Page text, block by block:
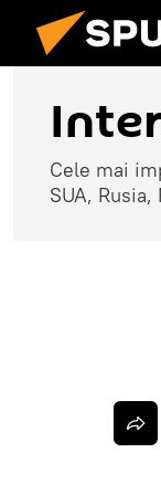
Cele mai
SUA,